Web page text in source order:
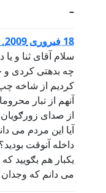
–
18 فبروری 2009, 00:05
سلام آقای ثنا و یا
چه بدهتی کردی و
کردیم از شاخه
آنهم از تبار
از صدای
آیا این مردم می
داخله آنوقت
یکبار هم بګویید
می دانم که